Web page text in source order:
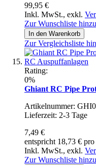
99,95 €
Inkl. MwSt., exkl.
Zur Wunschliste
In den Warenkorb
Zur Vergleichsliste
Rating:
0%
Ghiant RC Pipe
Artikelnummer:
Lieferzeit: 2-3 Tage
7,49 €
entspricht 18,73 €
Inkl. MwSt., exkl.
Zur Wunschliste